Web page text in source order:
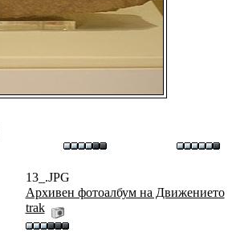
13_.JPG
Архивен фотоалбум на Движението
trak